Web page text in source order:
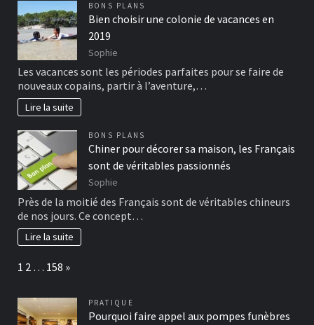
BONS PLANS
Bien choisir une colonie de vacances en
2019
Sophie
Les vacances sont les périodes parfaites pour se faire de
nouveaux copains, partir à l’aventure,…
Lire la suite
BONS PLANS
Chiner pour décorer sa maison, les Français
sont de véritables passionnés
Sophie
Près de la moitié des Français sont de véritables chineurs
de nos jours. Ce concept…
Lire la suite
Page:
1 2 … 158 Next
»
PRATIQUE
Pourquoi faire appel aux pompes funèbres